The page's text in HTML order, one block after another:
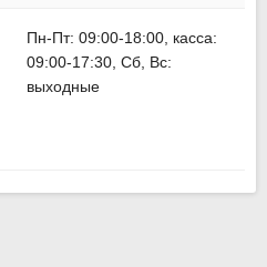
Пн-Пт: 09:00-18:00, касса:
09:00-17:30, Сб, Вс:
выходные